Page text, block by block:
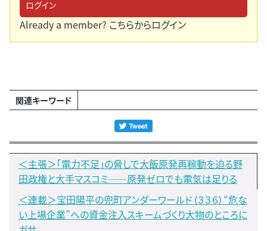
ログイン
Already a member? こちらからログイン
関連キーワード
＜主張＞「電力不足」の脅しで大飯原発再稼動を迫る野
田政権と大手マスコミ――原発ゼロでも電気は足りる
＜連載＞宝田陽平の兜町アンダーワールド（３３６）“危な
い上場企業”への資金注入スキームづくり大物のところに